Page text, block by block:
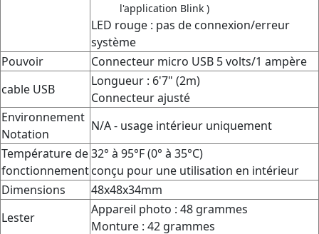
l'application Blink )
LED rouge : pas de connexion/erreur
système
Pouvoir
Connecteur micro USB 5 volts/1 ampère
cable USB
Longueur : 6'7" (2m)
Connecteur ajusté
Environnement
Notation
N/A - usage intérieur uniquement
Température de
fonctionnement
32° à 95°F (0° à 35°C)
conçu pour une utilisation en intérieur
Dimensions
48x48x34mm
Lester
Appareil photo : 48 grammes
Monture : 42 grammes